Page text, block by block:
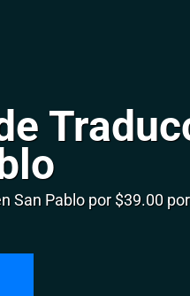
San Pablo por $39.00